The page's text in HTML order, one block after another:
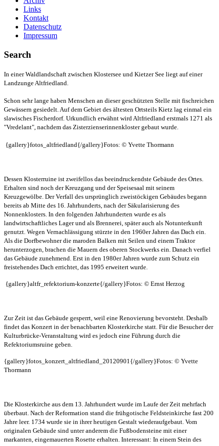
Links
Kontakt
Datenschutz
Impressum
Search
In einer Waldlandschaft zwischen Klostersee und Kietzer See liegt auf einer
Landzunge Altfriedland.
Schon sehr lange haben Menschen an dieser geschützten Stelle mit fischreichen
Gewässern gesiedelt. Auf dem Gebiet des ältesten Ortsteils Kietz lag einmal ein
slawisches Fischerdorf. Urkundlich erwähnt wird Altfriedland erstmals 1271 als
"Vredelant", nachdem das Zisterzienserinnenkloster gebaut wurde.
{gallery}fotos_altfriedland{/gallery}Fotos: © Yvette Thormann
Dessen Klosterruine ist zweifellos das beeindruckendste Gebäude des Ortes.
Erhalten sind noch der Kreuzgang und der Speisesaal mit seinem
Kreuzgewölbe. Der Verfall des ursprünglich zweistöckigen Gebäudes begann
bereits ab Mitte des 16. Jahrhunderts, nach der Säkularisierung des
Nonnenklosters. In den folgenden Jahrhunderten wurde es als
landwirtschaftliches Lager und als Brennerei, später auch als Notunterkunft
genutzt. Wegen Vernachlässigung stürzte in den 1960er Jahren das Dach ein.
Als die Dorfbewohner die maroden Balken mit Seilen und einem Traktor
herunterzogen, brachen die Mauern des oberen Stockwerks ein. Danach verfiel
das Gebäude zunehmend. Erst in den 1980er Jahren wurde zum Schutz ein
freistehendes Dach errichtet, das 1995 erweitert wurde.
{gallery}altfr_refektorium-konzerte{/gallery}Fotos: © Ernst Herzog
Zur Zeit ist das Gebäude gesperrt, weil eine Renovierung bevorsteht. Deshalb
findet das Konzert in der benachbarten Klosterkirche statt. Für die Besucher der
Kulturbrücke-Veranstaltung wird es jedoch eine Führung durch die
Refektoriumsruine geben.
{gallery}fotos_konzert_altfriedland_20120901{/gallery}Fotos: © Yvette
Thormann
Die Klosterkirche aus dem 13. Jahrhundert wurde im Laufe der Zeit mehrfach
überbaut. Nach der Reformation stand die frühgotische Feldsteinkirche fast 200
Jahre leer. 1734 wurde sie in ihrer heutigen Gestalt wiederaufgebaut. Vom
originalen Gebäude sind unter anderem die Fußbodensteine mit einer
markanten, eingemauerten Rosette erhalten. Interessant: In einem Stein des